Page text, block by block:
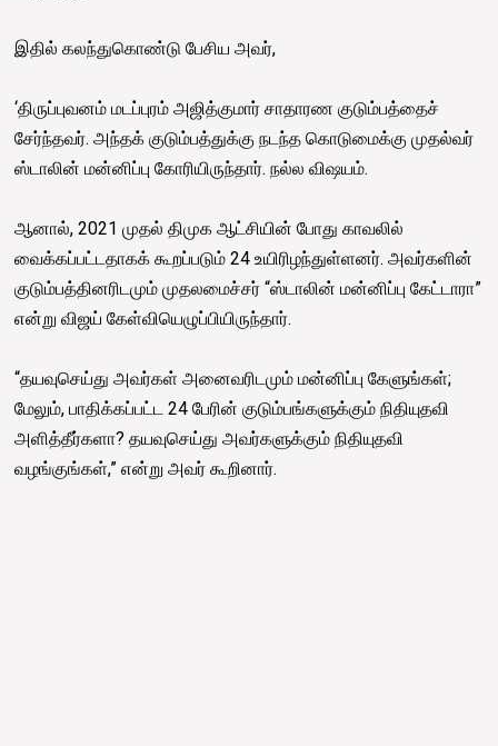
இதில் கலந்துகொண்டு பேசிய அவர்,
‘திருப்புவனம் மடப்புரம் அஜித்குமார் சாதாரண குடும்பத்தைச்
சேர்ந்தவர். அந்தக் குடும்பத்துக்கு நடந்த கொடுமைக்கு முதல்வர்
ஸ்டாலின் மன்னிப்பு கோரியிருந்தார். நல்ல விஷயம்.
ஆனால், 2021 முதல் திமுக ஆட்சியின் போது காவலில்
வைக்கப்பட்டதாகக் கூறப்படும் 24 உயிரிழந்துள்ளனர். அவர்களின்
குடும்பத்தினரிடமும் முதலமைச்சர் “ஸ்டாலின் மன்னிப்பு கேட்டாரா”
என்று விஜய் கேள்வியெழுப்பியிருந்தார்.
“தயவுசெய்து அவர்கள் அனைவரிடமும் மன்னிப்பு கேளுங்கள்;
மேலும், பாதிக்கப்பட்ட 24 பேரின் குடும்பங்களுக்கும் நிதியுதவி
அளித்தீர்களா? தயவுசெய்து அவர்களுக்கும் நிதியுதவி
வழங்குங்கள்,” என்று அவர் கூறினார்.